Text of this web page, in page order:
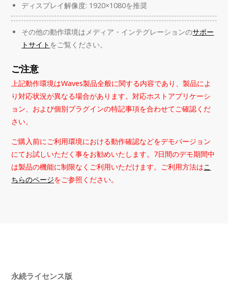
ディスプレイ解像度: 1920×1080を推奨
その他の動作環境はメディア・インテグレーションのサポー
トサイト をご覧ください。
ご注意
上記動作環境はWaves製品全般に関する内容であり、製品によ
り対応状況が異なる場合があります。対応ホストアプリケーシ
ョン、および個別プラグインの特記事項を合わせてご確認くだ
さい。
ご購入前にご利用環境における動作確認などをデモバージョン
にてお試しいただく事をお勧めいたします。7日間のデモ期間中
は製品の機能に制限なくご利用いただけます。ご利用方法はこ
ちらのページをご参照ください。
永続ライセンス版